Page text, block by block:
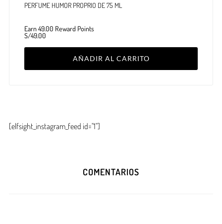
PERFUME HUMOR PROPRIO DE 75 ML
Earn 49.00 Reward Points
S/49.00
AÑADIR AL CARRITO
[elfsight_instagram_feed id="1"]
COMENTARIOS